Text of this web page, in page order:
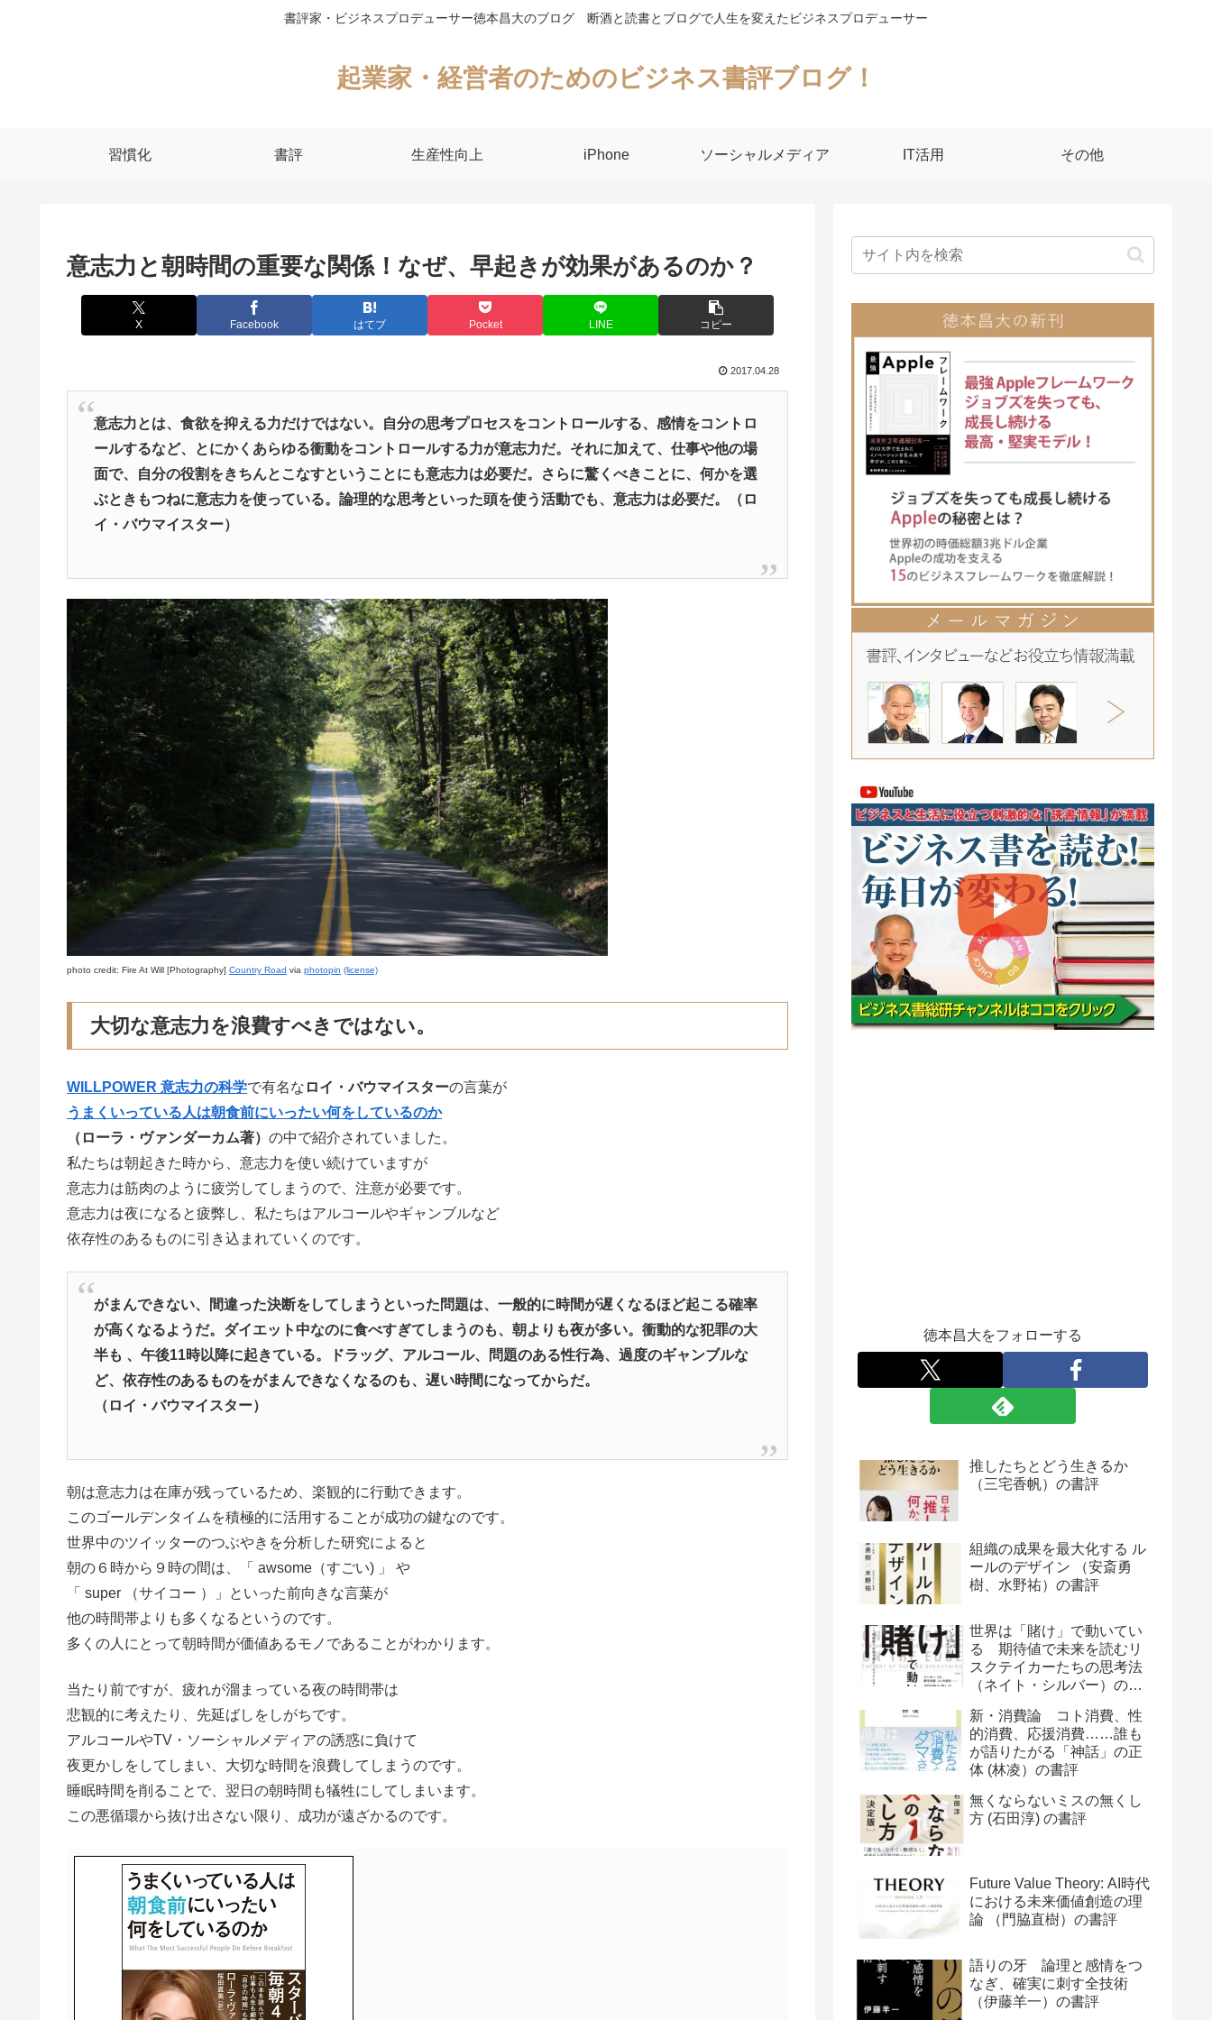
書評家・ビジネスプロデューサー徳本昌大のブログ 断酒と読書とブログで人生を変えたビジネスプロデューサー
起業家・経営者のためのビジネス書評ブログ！
習慣化 書評 生産性向上 iPhone ソーシャルメディア IT活用 その他
意志力と朝時間の重要な関係！なぜ、早起きが効果があるのか？
X Facebook はてブ Pocket LINE コピー
2017.04.28
意志力とは、食欲を抑える力だけではない。自分の思考プロセスをコントロールする、感情をコントロ
ールするなど、とにかくあらゆる衝動をコントロールする力が意志力だ。それに加えて、仕事や他の場
面で、自分の役割をきちんとこなすということにも意志力は必要だ。さらに驚くべきことに、何かを選
ぶときもつねに意志力を使っている。論理的な思考といった頭を使う活動でも、意志力は必要だ。（ロ
イ・バウマイスター）
photo credit: Fire At Will [Photography] Country Road via photopin (license)
大切な意志力を浪費すべきではない。
WILLPOWER 意志力の科学で有名な ロイ・バウマイスターの言葉が
うまくいっている人は朝食前にいったい何をしているのか
（ローラ・ヴァンダーカム著） の中で紹介されていました。
私たちは朝起きた時から、意志力を使い続けていますが
意志力は筋肉のように疲労してしまうので、注意が必要です。
意志力は夜になると疲弊し、私たちはアルコールやギャンブルなど
依存性のあるものに引き込まれていくのです。
がまんできない、間違った決断をしてしまうといった問題は、一般的に時間が遅くなるほど起こる確率
が高くなるようだ。ダイエット中なのに食べすぎてしまうのも、朝よりも夜が多い。衝動的な犯罪の大
半も 、午後11時以降に起きている。ドラッグ、アルコール、問題のある性行為、過度のギャンブルな
ど、依存性のあるものをがまんできなくなるのも、遅い時間になってからだ。
（ロイ・バウマイスター）
朝は意志力は在庫が残っているため、楽観的に行動できます。
このゴールデンタイムを積極的に活用することが成功の鍵なのです。
世界中のツイッターのつぶやきを分析した研究によると
朝の６時から９時の間は、「 awsome（すごい) 」 や
「 super （サイコー ）」といった前向きな言葉が
他の時間帯よりも多くなるというのです。
多くの人にとって朝時間が価値あるモノであることがわかります。
当たり前ですが、疲れが溜まっている夜の時間帯は
悲観的に考えたり、先延ばしをしがちです。
アルコールやTV・ソーシャルメディアの誘惑に負けて
夜更かしをしてしまい、大切な時間を浪費してしまうのです。
睡眠時間を削ることで、翌日の朝時間も犠牲にしてしまいます。
この悪循環から抜け出さない限り、成功が遠ざかるのです。
徳本昌大をフォローする
推したちとどう生きるか
（三宅香帆）の書評
組織の成果を最大化する ル
ールのデザイン （安斎勇
樹、水野祐）の書評
世界は「賭け」で動いてい
る 期待値で未来を読むリ
スクテイカーたちの思考法
（ネイト・シルバー）の書
新・消費論 コト消費、性
的消費、応援消費……誰も
が語りたがる「神話」の正
体 (林凌）の書評
無くならないミスの無くし
方 (石田淳) の書評
Future Value Theory: AI時代
における未来価値創造の理
論 （門脇直樹）の書評
語りの牙 論理と感情をつ
なぎ、確実に刺す全技術
（伊藤羊一）の書評